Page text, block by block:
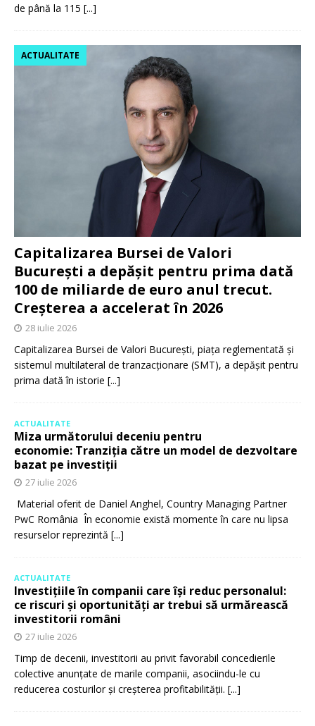
de până la 115 [...]
Capitalizarea Bursei de Valori
București a depășit pentru prima dată
100 de miliarde de euro anul trecut.
Creșterea a accelerat în 2026
ACTUALITATE
28 iulie 2026
Capitalizarea Bursei de Valori București, piața reglementată și
sistemul multilateral de tranzacționare (SMT), a depășit pentru
prima dată în istorie [...]
ACTUALITATE
Miza următorului deceniu pentru
economie: Tranziția către un model de dezvoltare
bazat pe investiții
27 iulie 2026
Material oferit de Daniel Anghel, Country Managing Partner
PwC România În economie există momente în care nu lipsa
resurselor reprezintă [...]
ACTUALITATE
Investițiile în companii care își reduc personalul:
ce riscuri și oportunități ar trebui să urmărească
investitorii români
27 iulie 2026
Timp de decenii, investitorii au privit favorabil concedierile
colective anunțate de marile companii, asociindu-le cu
reducerea costurilor și creșterea profitabilității. [...]